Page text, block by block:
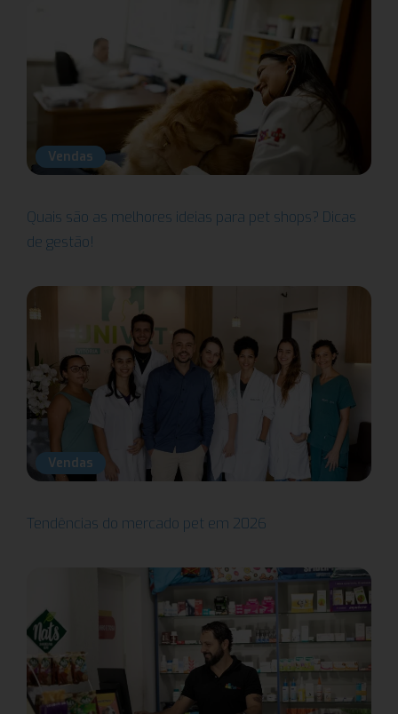
Vendas
Quais são as melhores ideias para pet shops? Dicas
de gestão!
Vendas
Tendências do mercado pet em 2026